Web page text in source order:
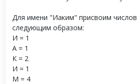
Для имени "Иаким" присвоим
следующим образом:
И = 1
А = 1
К = 2
И = 1
М = 4